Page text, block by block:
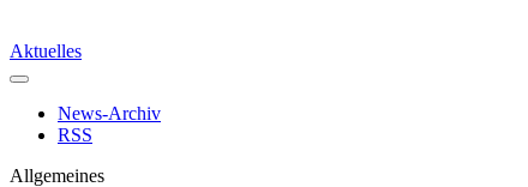
Aktuelles
News-Archiv
RSS
Allgemeines